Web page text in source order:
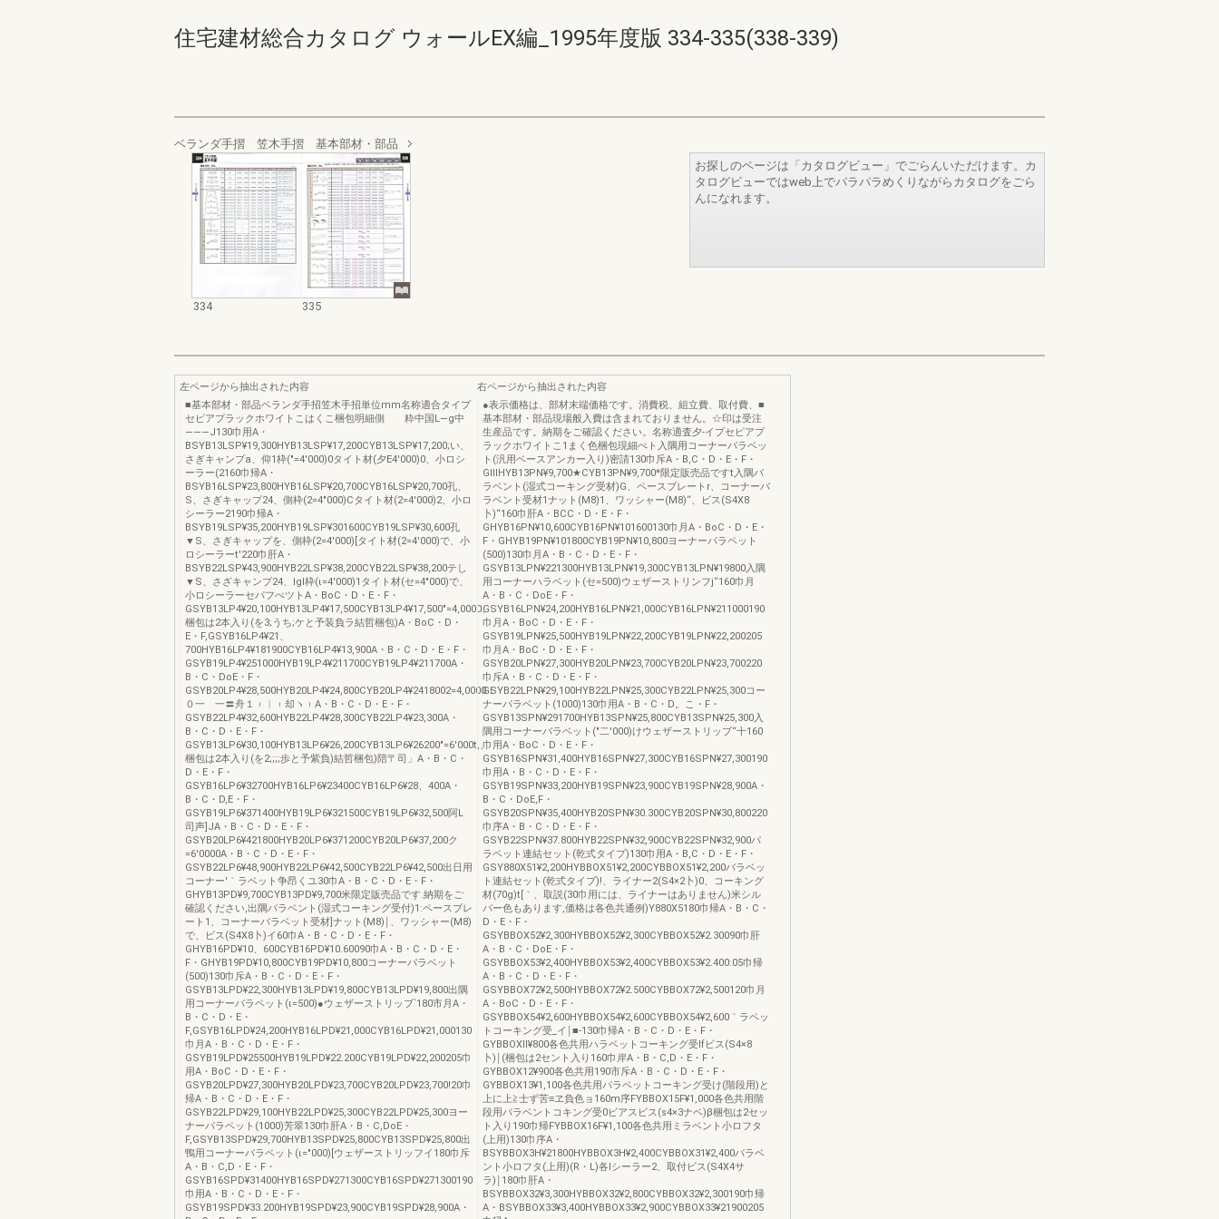
住宅建材総合カタログ ウォールEX編_1995年度版 334-335(338-339)
ベランダ手摺 笠木手摺 基本部材・部品
334 335
お探しのページは「カタログビュー」でごらんいただけます。カ
タログビューではweb上でパラパラめくりながらカタログをごら
んになれます。
左ページから抽出された内容
■基本部材・部品ベランダ手招笠木手招単位mm名称適合タイプ
セピアプラックホワイトこはくこ梱包明細側 粋中国L―g中
―――J130巾用A・
BSYB13LSP¥19,300HYB13LSP¥17,200CYB13LSP¥17,200;い、
さぎキャンブa、仰1枠(″=4′000)0タイト材(夕E4′000)0、小ロシ
ーラー(2160巾帰A・
BSYB16LSP¥23,800HYB16LSP¥20,700CYB16LSP¥20,700孔、
S、さぎキャップ24、側枠(2=4″000)Cタイト材(2=4′000)2、小ロ
シーラー2190巾帰A・
BSYB19LSP¥35,200HYB19LSP¥301600CYB19LSP¥30,600孔
▼S、さぎキャップを、側枠(2=4′000)[タイト材(2=4′000)で、小
ロシーラーt'220巾肝A・
BSYB22LSP¥43,900HYB22LSP¥38,200CYB22LSP¥38,200テし
▼S、さざキャンブ24、lgl枠(ι=4′000)1タイト材(セ=4″000)で、
小ロシーラーセパフぺツトA・BoC・D・E・F・
GSYB13LP4¥20,100HYB13LP4¥17,500CYB13LP4¥17,500″=4,0000、
梱包は2本入り(を3;うち;ケと予装負ラ結哲梱包)A・BoC・D・
E・F,GSYB16LP4¥21、
700HYB16LP4¥181900CYB16LP4¥13,900A・B・C・D・E・F・
GSYB19LP4¥251000HYB19LP4¥211700CYB19LP4¥211700A・
B・C・DoE・F・
GSYB20LP4¥28,500HYB20LP4¥24,800CYB20LP4¥2418002=4,0000！
０一 一〓舟１︲︱︲却ヽ︲A・B・C・D・E・F・
GSYB22LP4¥32,600HYB22LP4¥28,300CYB22LP4¥23,300A・
B・C・D・E・F・
GSYB13LP6¥30,100HYB13LP6¥26,200CYB13LP6¥26200″=6′000t,、
梱包は2本入り(を2;;;;歩と予紫負)結哲梱包)陪〒司」A・B・C・
D・E・F・
GSYB16LP6¥32700HYB16LP6¥23400CYB16LP6¥28、400A・
B・C・D,E・F・
GSYB19LP6¥371400HYB19LP6¥321500CYB19LP6¥32,500阿L
司声]JA・B・C・D・E・F・
GSYB20LP6¥421800HYB20LP6¥371200CYB20LP6¥37,200ク
=6′0000A・B・C・D・E・F・
GSYB22LP6¥48,900HYB22LP6¥42,500CYB22LP6¥42,500出日用
コーナー′｀ラベット争昂くユ30巾A・B・C・D・E・F・
GHYB13PD¥9,700CYB13PD¥9,700米限定販売品です.納期をご
確認ください,出隅バラベント(湿式コーキング受付)1:ペースブレ
ート1、コーナーバラベット受材]ナット(M8)￨、ワッシャー(M8)
で、ビス(S4X8卜)イ60巾A・B・C・D・E・F・
GHYB16PD¥10、600CYB16PD¥10.60090巾A・B・C・D・E・
F・GHYB19PD¥10,800CYB19PD¥10,800コーナーパラベット
(500)130巾斥A・B・C・D・E・F・
GSYB13LPD¥22,300HYB13LPD¥19,800CYB13LPD¥19,800出隅
用コーナーバラペット(ι=500)●ウェザーストリッブ`180市月A・
B・C・D・E・
F,GSYB16LPD¥24,200HYB16LPD¥21,000CYB16LPD¥21,000130
巾月A・B・C・D・E・F・
GSYB19LPD¥25500HYB19LPD¥22.200CYB19LPD¥22,200205巾
用A・BoC・D・E・F・
GSYB20LPD¥27,300HYB20LPD¥23,700CYB20LPD¥23,700!20巾
帰A・B・C・D・E・F・
GSYB22LPD¥29,100HYB22LPD¥25,300CYB22LPD¥25,300ヨー
ナーパラペット(1000)芳翠130巾肝A・B・C,DoE・
F,GSYB13SPD¥29,700HYB13SPD¥25,800CYB13SPD¥25,800出
鴨用コーナーバラベット(ι=″000)[ウェザーストリッフイ180巾斥
A・B・C,D・E・F・
GSYB16SPD¥31400HYB16SPD¥271300CYB16SPD¥271300190
巾用A・B・C・D・E・F・
GSYB19SPD¥33.200HYB19SPD¥23,900CYB19SPD¥28,900A・
右ページから抽出された内容
●表示価格は、部材末端価格です。消費税、組立費、取付費、■
基本部材・部品現場般入費は含まれておりません。☆印は受注
生産品です。納期をご確認ください。名称適査夕‐イプセピアプ
ラックホワイトこ1まく色梱包現細ぺト入隅用コーナーパラベッ
ト(汎用ベースアンカー入り)密請130巾斥A・B,C・D・E・F・
GⅢHYB13PN¥9,700★CYB13PN¥9,700*限定販売品ですt入隅バ
ラベント(湿式コーキング受材)G、ペースブレートr、コーナーバ
ラベント受材1ナット(M8)1、ワッシャー(M8)“、ビス(S4X8
卜)“160巾肝A・BCC・D・E・F・
GHYB16PN¥10,600CYB16PN¥101600130巾月A・BoC・D・E・
F・GHYB19PN¥101800CYB19PN¥10,800ヨーナーパラペット
(500)130巾月A・B・C・D・E・F・
GSYB13LPN¥221300HYB13LPN¥19,300CYB13LPN¥19800入隅
用コーナーハラベット(セ=500)ウェザーストリンフj“160巾月
A・B・C・DoE・F・
GSYB16LPN¥24,200HYB16LPN¥21,000CYB16LPN¥211000190
巾月A・BoC・D・E・F・
GSYB19LPN¥25,500HYB19LPN¥22,200CYB19LPN¥22,200205
巾月A・BoC・D・E・F・
GSYB20LPN¥27,300HYB20LPN¥23,700CYB20LPN¥23,700220
巾斥A・B・C・D・E・F・
GSYB22LPN¥29,100HYB22LPN¥25,300CYB22LPN¥25,300コー
ナーパラベット(1000)130巾用A・B・C・D。こ・F・
GSYB13SPN¥291700HYB13SPN¥25,800CYB13SPN¥25,300入
隅用コーナーバラベット(″二′000)けウェザーストリッブ“十160
巾用A・BoC・D・E・F・
GSYB16SPN¥31,400HYB16SPN¥27,300CYB16SPN¥27,300190
巾用A・B・C・D・E・F・
GSYB19SPN¥33,200HYB19SPN¥23,900CYB19SPN¥28,900A・
B・C・DoE,F・
GSYB20SPN¥35,400HYB20SPN¥30.300CYB20SPN¥30,800220
巾序A・B・C・D・E・F・
GSYB22SPN¥37.800HYB22SPN¥32,900CYB22SPN¥32,900パ
ラペット連結セット(乾式タイプ)130巾用A・B,C・D・E・F・
GSY880X51¥2,200HYBBOX51¥2,200CYBBOX51¥2,200バラベッ
ト連結セット(乾式タイブ)!、ライナー2(S4×2卜)0、コーキング
材(70g)t[｀、取説(30巾用には、ライナーはありません)米シル
バー色もあります,価格は各色共通例)Y880X5180巾帰A・B・C・
D・E・F・
GSYBBOX52¥2,300HYBBOX52¥2,300CYBBOX52¥2.30090巾肝
A・B・C・DoE・F・
GSYBBOX53¥2,400HYBBOX53¥2,400CYBBOX53¥2.400:05巾帰
A・B・C・D・E・F・
GSYBBOX72¥2,500HYBBOX72¥2.500CYBBOX72¥2,500120巾月
A・BoC・D・E・F・
GSYBBOX54¥2,600HYBBOX54¥2,600CYBBOX54¥2,600｀ラペッ
トコーキング受_イ￨■‐130巾帰A・B・C・D・E・F・
GYBBOXll¥800各色共用ハラベットコーキング受lfビス(S4×8
卜)￨(梱包は2セント入り160巾岸A・B・C,D・E・F・
GYBBOX12¥900各色共用190市斥A・B・C・D・E・F・
GYBBOX13¥1,100各色共用パラベットコーキング受け(階段用)と
上に上≧士ず苦≡ヱ負色ョ160m序FYBBOX15F¥1,000各色共用階
段用バラベントコキング受0ビアスビス(s4×3ナベ)β梱包は2セッ
ト入り190巾帰FYBBOX16F¥1,100各色共用ミラベント小ロフタ
(上用)130巾序A・
BSYBBOX3H¥21800HYBBOX3H¥2,400CYBBOX31¥2,400バラベ
ント小ロフタ(上用)(R・L)各Iシーラー2、取付ビス(S4X4サ
ラ)￨180巾肝A・
BSYBBOX32¥3,300HYBBOX32¥2,800CYBBOX32¥2,300190巾帰
A・BSYBBOX33¥3,400HYBBOX33¥2,900CYBBOX33¥21900205